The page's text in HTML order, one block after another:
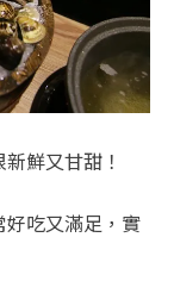
鮮又甘甜！
吃又滿足，實